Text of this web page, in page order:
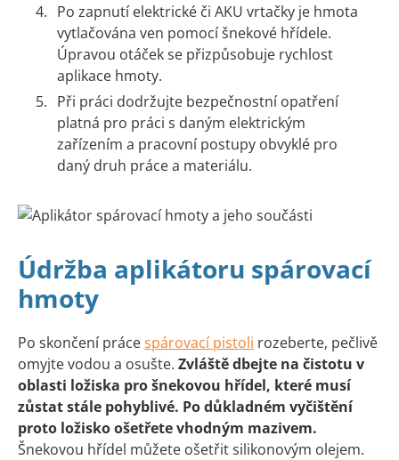
Po zapnutí elektrické či AKU vrtačky je hmota
vytlačována ven pomocí šnekové hřídele.
Úpravou otáček se přizpůsobuje rychlost
aplikace hmoty.
Při práci dodržujte bezpečnostní opatření
platná pro práci s daným elektrickým
zařízením a pracovní postupy obvyklé pro
daný druh práce a materiálu.
Údržba aplikátoru spárovací
hmoty
Po skončení prácespárovací pistoli rozeberte, pečlivě
omyjte vodou a osušte. Zvláště dbejte na čistotu v
oblasti ložiska pro šnekovou hřídel, které musí
zůstat stále pohyblivé. Po důkladném vyčištění
proto ložisko ošetřete vhodným mazivem.
Šnekovou hřídel můžete ošetřit silikonovým olejem.